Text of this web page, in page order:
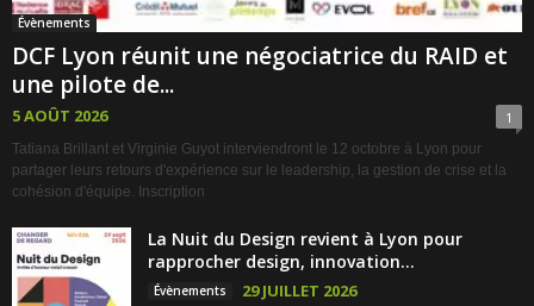
Évènements
DCF Lyon réunit une négociatrice du RAID et
une pilote de...
5 AOÛT 2026 1
Tatiana Brillant et Virginie Guyot interviendront le 12 octobre à Lyon pour
partager leurs retours d'expérience sur le leadership, la gestion de crise et la
cohésion d'équipe. Inscription
La Nuit du Design revient à Lyon pour
rapprocher design, innovation...
Évènements 29 JUILLET 2026